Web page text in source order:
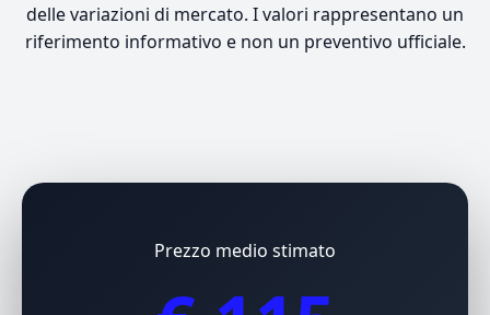
delle variazioni di mercato. I valori rappresentano un
riferimento informativo e non un preventivo ufficiale.
Prezzo medio stimato